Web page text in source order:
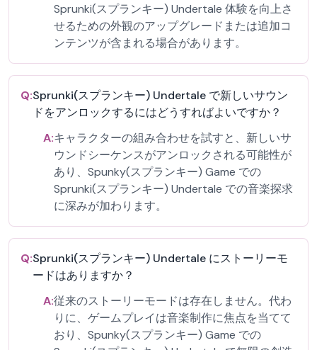
Sprunki(スプランキー) Undertale 体験を向上さ
せるための外観のアップグレードまたは追加コ
ンテンツが含まれる場合があります。
Q:Sprunki(スプランキー) Undertale で新しいサウン
ドをアンロックするにはどうすればよいですか？
A:キャラクターの組み合わせを試すと、新しいサ
ウンドシーケンスがアンロックされる可能性が
あり、Spunky(スプランキー) Game での
Sprunki(スプランキー) Undertale での音楽探求
に深みが加わります。
Q:Sprunki(スプランキー) Undertale にストーリーモ
ードはありますか？
A:従来のストーリーモードは存在しません。代わ
りに、ゲームプレイは音楽制作に焦点を当てて
おり、Spunky(スプランキー) Game での